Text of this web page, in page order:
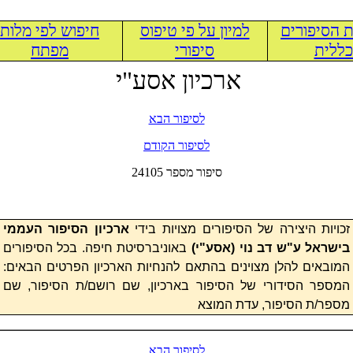
הסיפורים
למיון על פי טיפוס
סיפורי
חיפוש לפי מלות
מפתח
ארכיון אסע"י
לסיפור הבא
לסיפור הקודם
24105 סיפור מספר
זכויות היצירה של הסיפורים מצויות בידי ארכיון הסיפור העממי
בישראל ע"ש דב נוי (אסע"י) באוניברסיטת חיפה. בכל הסיפורים
המובאים להלן מצוינים בהתאם להנחיות הארכיון הפרטים הבאים:
המספר הסידורי של הסיפור בארכיון, שם רושם/ת הסיפור, שם
מספר/ת הסיפור, עדת המוצא
לסיפור הבא